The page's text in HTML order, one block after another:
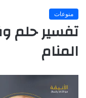
منوعات
تفسير حلم
المنام